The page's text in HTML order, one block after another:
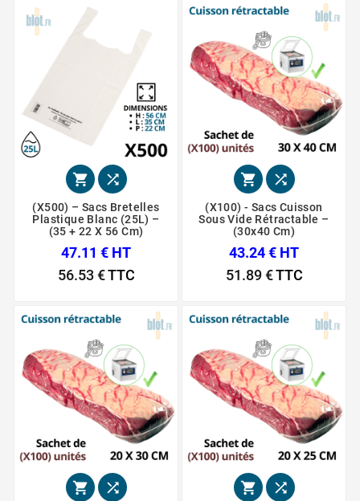
 
(X500) – Sacs Bretelles
Plastique Blanc (25L) –
(35 + 22 X 56 Cm)
47.11 € HT
56.53 €TTC
 
(X100) - Sacs Cuisson
Sous Vide Rétractable –
(30x40 Cm)
43.24 € HT
51.89 €TTC
   